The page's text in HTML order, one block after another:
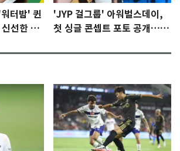
터밤' 퀸
선한 충
'JYP 걸그룹' 아워벌스데이,
첫 싱글 콘셉트 포토 공개…청